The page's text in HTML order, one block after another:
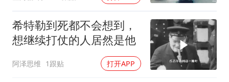
希特勒到死都不会想到，
想继续打仗的人居然是他
阿泽思维 1跟贴 打开APP